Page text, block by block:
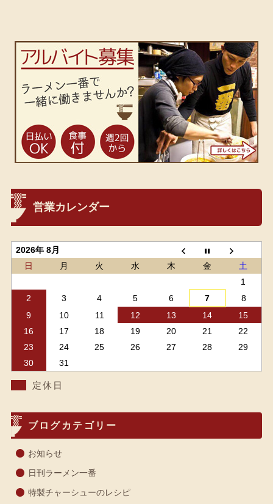
営業カレンダー
2026年 8月
日
月 火 水 木 金
土
1
2
3 4 5 6 7
8
9
10 11 12 13 14
15
16
17 18 19 20 21
22
23
24 25 26 27 28
29
30
31
定休日
ブログカテゴリー
お知らせ
日刊ラーメン一番
特製チャーシューのレシピ